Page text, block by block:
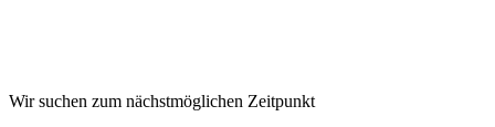
Wir suchen zum nächstmöglichen Zeitpunkt